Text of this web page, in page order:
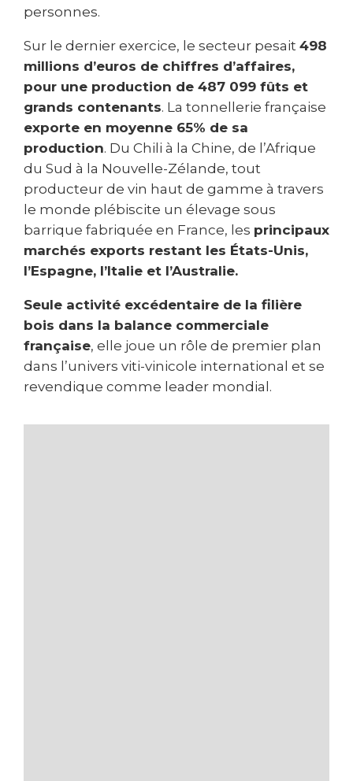
personnes.
Sur le dernier exercice, le secteur pesait 498
millions d’euros de chiffres d’affaires,
pour une production de 487 099 fûts et
grands contenants. La tonnellerie française
exporte en moyenne 65% de sa
production. Du Chili à la Chine, de l’Afrique
du Sud à la Nouvelle-Zélande, tout
producteur de vin haut de gamme à travers
le monde plébiscite un élevage sous
barrique fabriquée en France, les principaux
marchés exports restant les États-Unis,
l’Espagne, l’Italie et l’Australie.
Seule activité excédentaire de la filière
bois dans la balance commerciale
française, elle joue un rôle de premier plan
dans l’univers viti-vinicole international et se
revendique comme leader mondial.